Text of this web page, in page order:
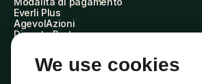
Everli Plus
AgevolAzioni
Diventa Partner
Everli Shoppers
About Us
We use cookies